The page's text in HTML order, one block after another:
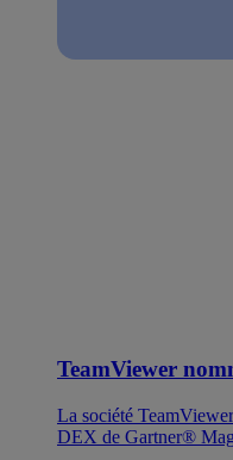
TeamViewer
La société
DEX de Gartner®